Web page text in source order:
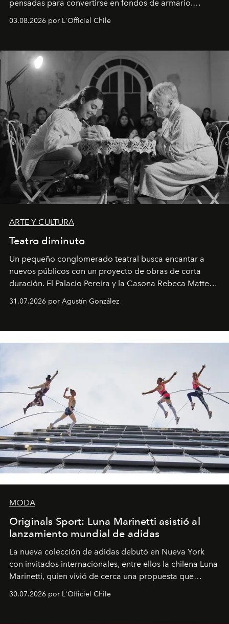
pensadas para convertirse en fondos de armario.
Disponible en Chile desde el 6 de agosto.
03.08.2026 por L'Officiel Chile
ARTE Y CULTURA
Teatro diminuto
Un pequeño conglomerado teatral busca encantar a
nuevos públicos con un proyecto de obras de corta
duración. El Palacio Pereira y la Casona Rebeca Matte
son algunos de los lugares que han albergado estas
miniobras. Sus puestas en escena son limpias; ponen el
31.07.2026 por Agustín González
MODA
Originals Sport: Luna Marinetti asistió al
lanzamiento mundial de adidas
La nueva colección de adidas debutó en Nueva York
con invitados internacionales, entre ellos la chilena Luna
Marinetti, quien vivió de cerca una propuesta que
fusiona moda y rendimiento.
30.07.2026 por L'Officiel Chile